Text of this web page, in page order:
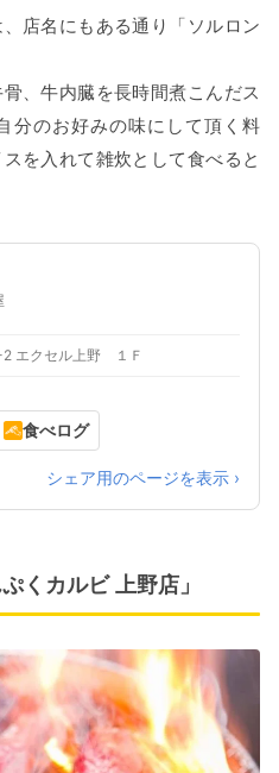
店名にもある通り「ソルロン
、牛内臓を長時間煮こんだス
分のお好みの味にして頂く料
を入れて雑炊として食べると
エクセル上野 １Ｆ
食べログ
シェア用のページを表示 ›
くカルビ 上野店」